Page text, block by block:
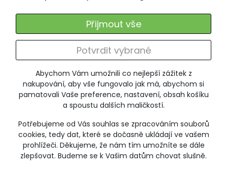
Abychom Vám umožnili co nejlepší zážitek z
nakupování, aby vše fungovalo jak má, abychom si
pamatovali Vaše preference, nastavení, obsah košíku
a spoustu dalších maličkostí.
Potřebujeme od Vás souhlas se zpracováním souborů
cookies, tedy dat, které se dočasně ukládají ve vašem
prohlížeči. Děkujeme, že nám tím umožníte se dále
zlepšovat. Budeme se k Vašim datům chovat slušně.
Potvrdit vybrané
Přijmout vše
Výměna zboží
ODEBÍRÁNÍ NEWSLETTERU
+420 606 673 095
poradna@jitex-comfort.cz